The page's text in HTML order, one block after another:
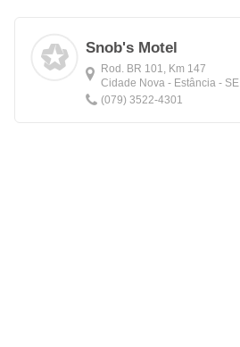
Snob's Motel
Rod. BR 101, Km 147
Cidade Nova - Estância - SE
(079) 3522-4301